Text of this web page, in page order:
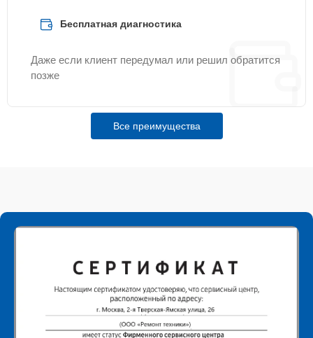
Бесплатная диагностика
Даже если клиент передумал или решил обратится
позже
Все преимущества